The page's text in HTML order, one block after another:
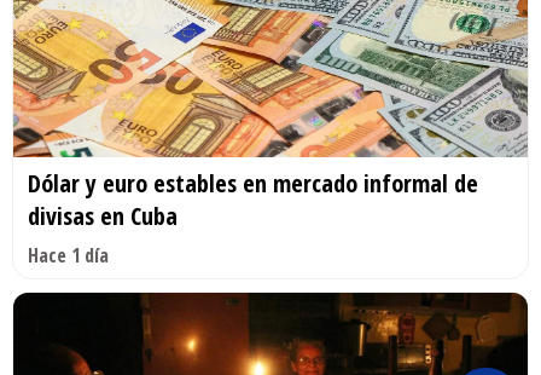
Dólar y euro estables en mercado informal de
divisas en Cuba
Hace 1 día